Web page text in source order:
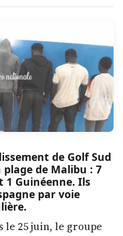
de Golf Sud
de Malibu : 7
1 Guinéenne. Ils
par voie
le 25 juin, le groupe